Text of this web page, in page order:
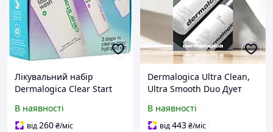
Лікувальний набір
Dermalogica Clear Start
Очищення та догляд за
проблемною шкірою
В наявності
від260₴/міс
Dermalogica Ultra Clean,
Ultra Smooth Duo Дует
Гладкості шкіри
В наявності
від443₴/міс